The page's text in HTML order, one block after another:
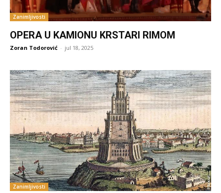
Zanimljivosti
OPERA U KAMIONU KRSTARI RIMOM
Zoran Todorović - jul 18, 2025
Zanimljivosti